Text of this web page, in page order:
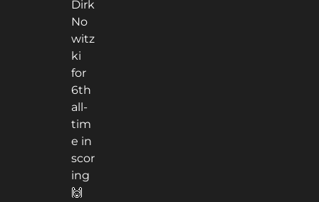
Dirk
No
witz
ki
for
6th
all-
tim
e in
scor
ing
🙌